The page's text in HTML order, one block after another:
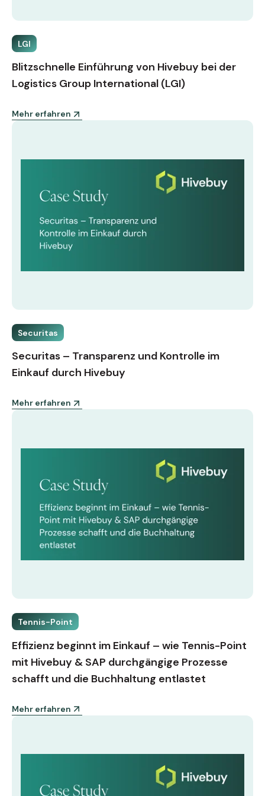
LGI
Blitzschnelle Einführung von Hivebuy bei der
Logistics Group International (LGI)
Mehr erfahren
Securitas
Securitas – Transparenz und Kontrolle im
Einkauf durch Hivebuy
Mehr erfahren
Tennis-Point
Effizienz beginnt im Einkauf – wie Tennis-Point
mit Hivebuy & SAP durchgängige Prozesse
schafft und die Buchhaltung entlastet
Mehr erfahren